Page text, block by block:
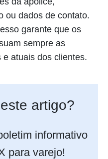
ou dados de contato.
garante que os
sempre as
atuais dos clientes.
artigo?
informativo
para varejo!